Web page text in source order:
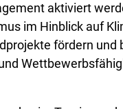
aktiviert
im Hinblick auf
fördern und